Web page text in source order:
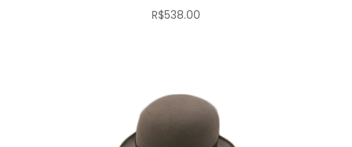
R$538.00